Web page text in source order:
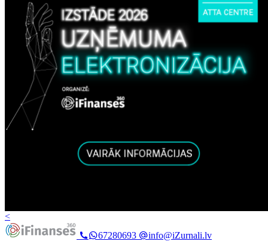
<
67280693
info@iZurnali.lv